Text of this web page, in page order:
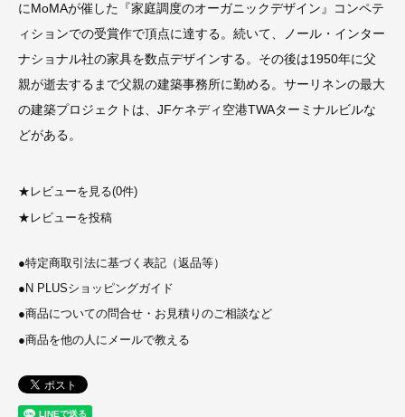
にMoMAが催した『家庭調度のオーガニックデザイン』コンペテ
ィションでの受賞作で頂点に達する。続いて、ノール・インター
ナショナル社の家具を数点デザインする。その後は1950年に父
親が逝去するまで父親の建築事務所に勤める。サーリネンの最大
の建築プロジェクトは、JFケネディ空港TWAターミナルビルな
どがある。
★ レビューを見る(0件)
★ レビューを投稿
●特定商取引法に基づく表記（返品等）
● N PLUSショッピングガイド
●商品についての問合せ・お見積りのご相談など
●商品を他の人にメールで教える